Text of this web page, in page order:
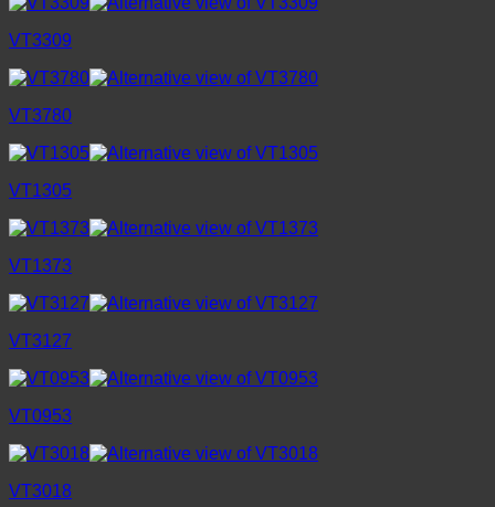
VT3309
VT3780
VT1305
VT1373
VT3127
VT0953
VT3018